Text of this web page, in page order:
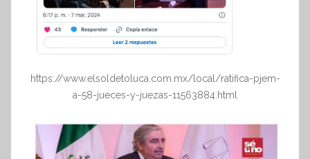
https://www.elsoldetoluca.com.mx/local/ratifica-pjem-
a-58-jueces-y-juezas-11563884.html